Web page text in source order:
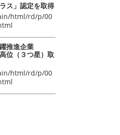
ス」認定を取得
html/rd/p/00
推進企業
位（３つ星）取
html/rd/p/00